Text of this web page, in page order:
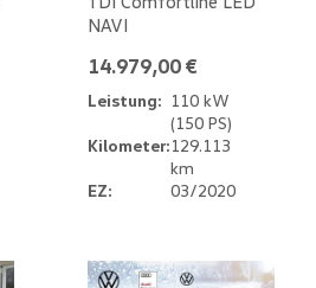
NAVI
14.979,00 €
Leistung: 110 kW
(150 PS)
Kilometer:129.113
km
EZ:
03/2020